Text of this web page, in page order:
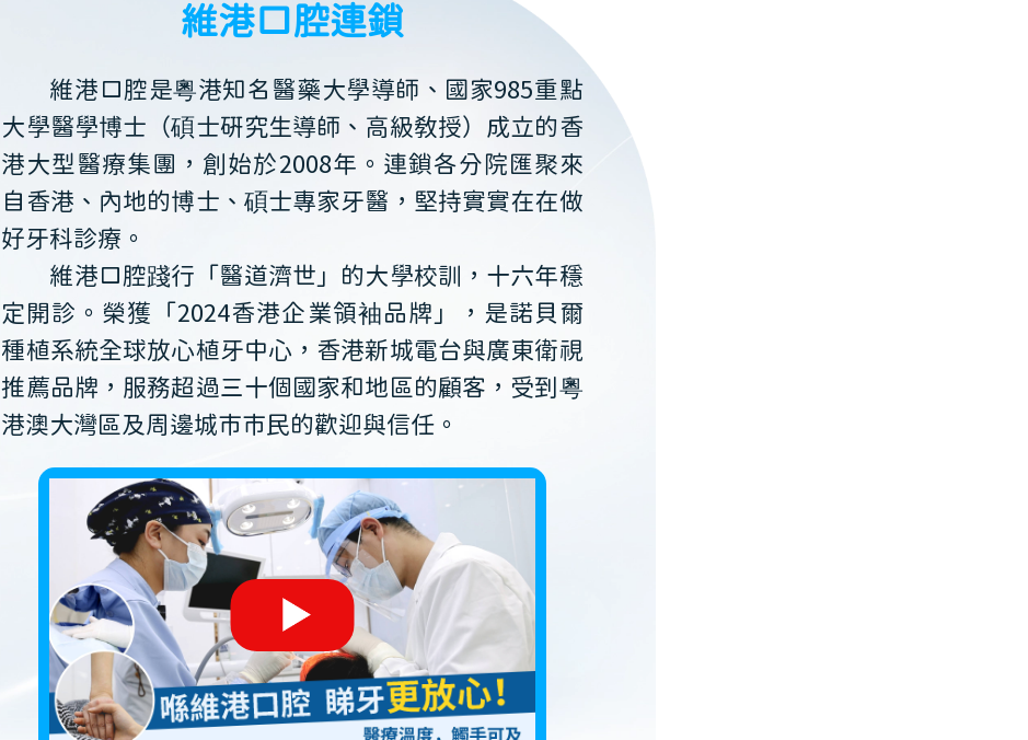
維港口腔連鎖
維港口腔是粵港知名醫藥大學導師、國家985重點
大學醫學博士（碩士研究生導師、高級教授）成立的香
港大型醫療集團，創始於2008年。連鎖各分院匯聚來
自香港、內地的博士、碩士專家牙醫，堅持實實在在做
好牙科診療。
維港口腔踐行「醫道濟世」的大學校訓，十六年穩
定開診。榮獲「2024香港企業領袖品牌」，是諾貝爾
種植系統全球放心植牙中心，香港新城電台與廣東衛視
推薦品牌，服務超過三十個國家和地區的顧客，受到粵
港澳大灣區及周邊城市市民的歡迎與信任。